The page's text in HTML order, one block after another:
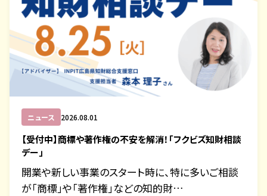
ニュース 2026.08.01
【受付中】商標や著作権の不安を解消！「フクビズ知財相談
デー」
開業や新しい事業のスタート時に、特に多いご相談
が「商標」や「著作権」などの知的財…